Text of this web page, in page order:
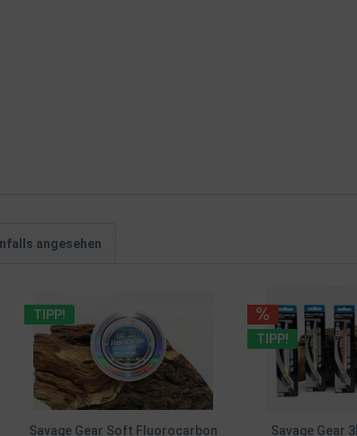
angesehen
TIPP!
Savage Gear Soft Fluorocarbon
TIPP!
Savage Gear